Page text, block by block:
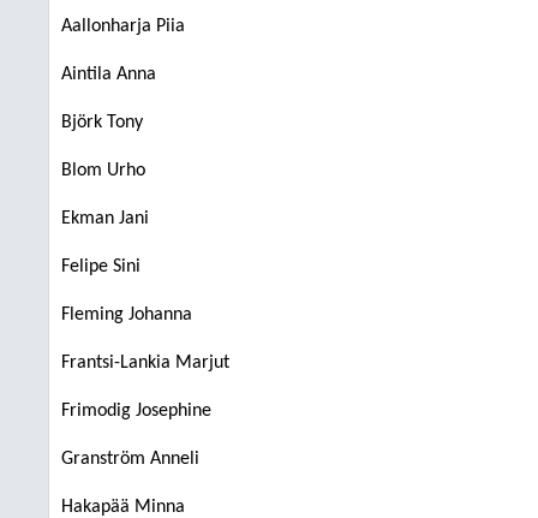
Aallonharja Piia
Aintila Anna
Björk Tony
Blom Urho
Ekman Jani
Felipe Sini
Fleming Johanna
Frantsi-Lankia Marjut
Frimodig Josephine
Granström Anneli
Hakapää Minna